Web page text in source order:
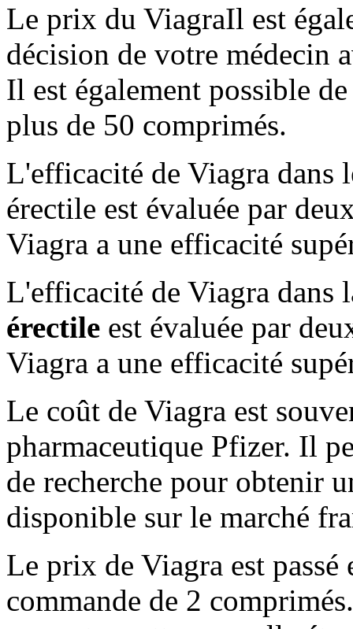
Le prix du ViagraIl est
décision de votre médecin
Il est également possible
plus de 50 comprimés.
L'efficacité de Viagra dans
érectile est évaluée par
Viagra a une efficacité
L'efficacité de Viagra dans
érectile est évaluée par
Viagra a une efficacité
Le coût de Viagra est
pharmaceutique Pfizer. Il
de recherche pour obtenir
disponible sur le marché
Le prix de Viagra est
commande de 2